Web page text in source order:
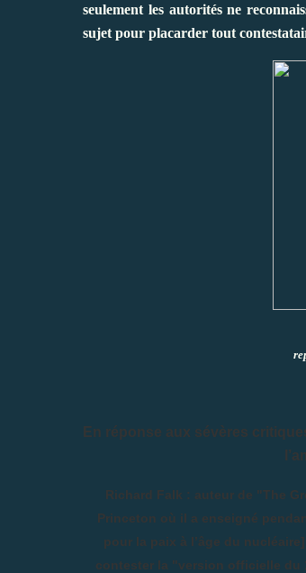
seulement les autorités ne
sujet pour placarder tout
En réponse aux sévères
Richard Falk : auteur de "The
Princeton où il a enseigné
pour la paix à l’âge du
contester la "version officielle du